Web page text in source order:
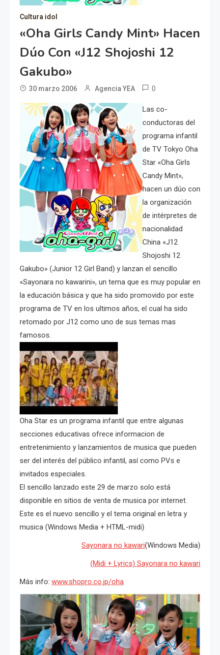
Cultura idol
«Oha Girls Candy Mint» Hacen
Dúo Con «J12 Shojoshi 12
Gakubo»
30 marzo 2006 Agencia YEA 0
Las co-
conductoras del
programa infantil
de TV Tokyo Oha
Star «Oha Girls
Candy Mint»,
hacen un dúo con
la organización
de intérpretes de
nacionalidad
China «J12
Shojoshi 12
Gakubo» (Junior 12 Girl Band) y lanzan el sencillo
«Sayonara no kawarini», un tema que es muy popular en
la educación básica y que ha sido promovido por este
programa de TV en los ultimos años, el cual ha sido
retomado por J12 como uno de sus temas mas
famosos.
Oha Star es un programa infantil que entre algunas
secciones educativas ofrece informacion de
entretenimiento y lanzamientos de musica que pueden
ser del interés del público infantil, así como PVs e
invitados especiales.
El sencillo lanzado este 29 de marzo solo está
disponible en sitios de venta de musica por internet.
Este es el nuevo sencillo y el tema original en letra y
musica (Windows Media + HTML-midi)
Sayonara no kawari(Windows Media)
(Midi + Lyrics) Sayonara no kawari
Más info: www.shopro.co.jp/oha